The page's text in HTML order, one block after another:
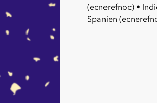
(ecnerefnoc) •
Spanien